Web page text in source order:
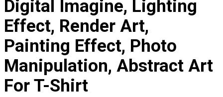
Digital Imagine, Lighting
Effect, Render Art,
Painting Effect, Photo
Manipulation, Abstract Art
For T-Shirt